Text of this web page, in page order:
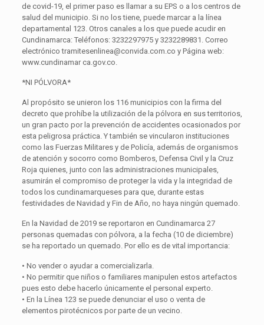
de covid-19, el primer paso es llamar a su EPS o a los centros de
salud del municipio. Si no los tiene, puede marcar a la línea
departamental 123. Otros canales a los que puede acudir en
Cundinamarca: Teléfonos: 3232297975 y 3232289831. Correo
electrónico tramitesenlinea@convida.com.co y Página web:
www.cundinamar ca.gov.co.
*NI PÓLVORA*
Al propósito se unieron los 116 municipios con la firma del
decreto que prohíbe la utilización de la pólvora en sus territorios,
un gran pacto por la prevención de accidentes ocasionados por
esta peligrosa práctica. Y también se vincularon instituciones
como las Fuerzas Militares y de Policía, además de organismos
de atención y socorro como Bomberos, Defensa Civil y la Cruz
Roja quienes, junto con las administraciones municipales,
asumirán el compromiso de proteger la vida y la integridad de
todos los cundinamarqueses para que, durante estas
festividades de Navidad y Fin de Año, no haya ningún quemado.
En la Navidad de 2019 se reportaron en Cundinamarca 27
personas quemadas con pólvora, a la fecha (10 de diciembre)
se ha reportado un quemado. Por ello es de vital importancia:
• No vender o ayudar a comercializarla.
• No permitir que niños o familiares manipulen estos artefactos
pues esto debe hacerlo únicamente el personal experto.
• En la Línea 123 se puede denunciar el uso o venta de
elementos pirotécnicos por parte de un vecino.